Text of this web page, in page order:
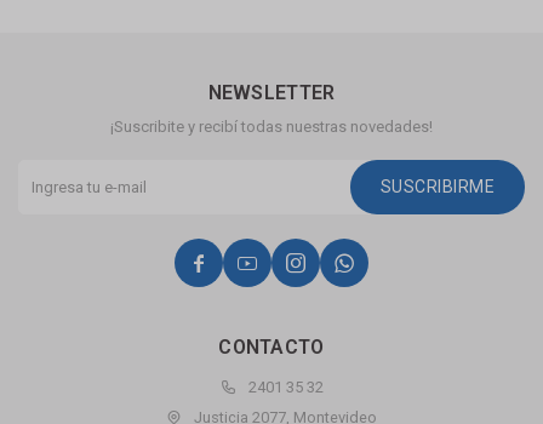
CONTACTO
2401 35 32
Justicia 2077, Montevideo
NEWSLETTER
¡Suscribite y recibí todas nuestras novedades!
SUSCRIBIRME
   